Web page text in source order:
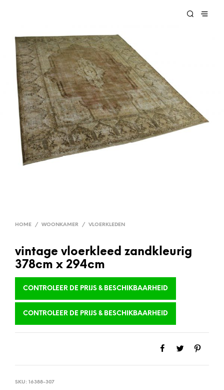
HOME / WOONKAMER / VLOERKLEDEN
vintage vloerkleed zandkleurig
378cm x 294cm
CONTROLEER DE PRIJS & BESCHIKBAARHEID
CONTROLEER DE PRIJS & BESCHIKBAARHEID
SKU: 16388-307